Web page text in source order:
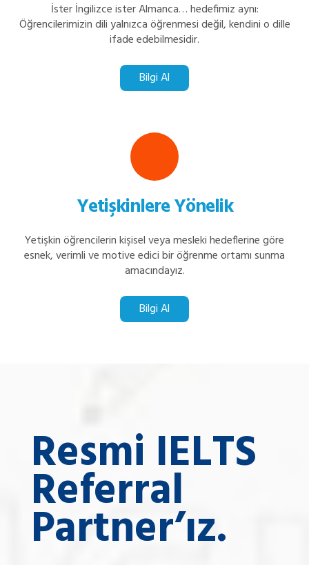
İster İngilizce ister Almanca… hedefimiz aynı:
Öğrencilerimizin dili yalnızca öğrenmesi değil, kendini o dille
ifade edebilmesidir.
Bilgi Al
Yetişkinlere Yönelik
Yetişkin öğrencilerin kişisel veya mesleki hedeflerine göre
esnek, verimli ve motive edici bir öğrenme ortamı sunma
amacındayız.
Bilgi Al
Resmi IELTS
Referral
Partner’ız.